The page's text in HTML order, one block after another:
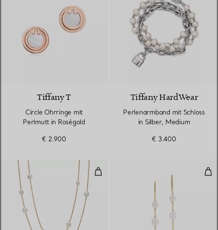
Tiffany T
Circle Ohrringe mit
Perlmutt in Roségold
€ 2.900
Tiffany HardWear
Perlenarmband mit Schloss
in Silber, Medium
€ 3.400
Pearls by the Yard™ Sprinkle-